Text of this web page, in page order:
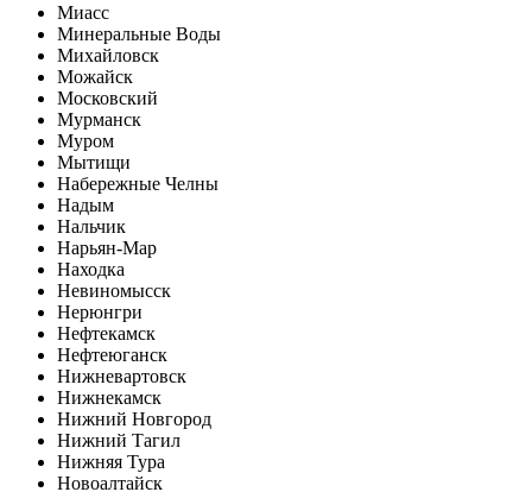
Миасс
Минеральные Воды
Михайловск
Можайск
Московский
Мурманск
Муром
Мытищи
Набережные Челны
Надым
Нальчик
Нарьян-Мар
Находка
Невиномысск
Нерюнгри
Нефтекамск
Нефтеюганск
Нижневартовск
Нижнекамск
Нижний Новгород
Нижний Тагил
Нижняя Тура
Новоалтайск